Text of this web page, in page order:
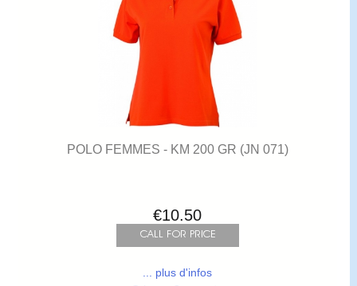
POLO FEMMES - KM 200 GR (JN 071)
€10.50
... plus d'infos